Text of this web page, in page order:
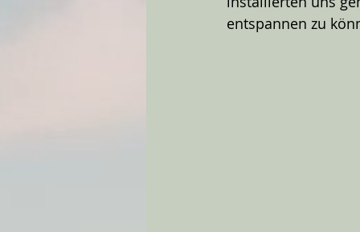
entspannen zu